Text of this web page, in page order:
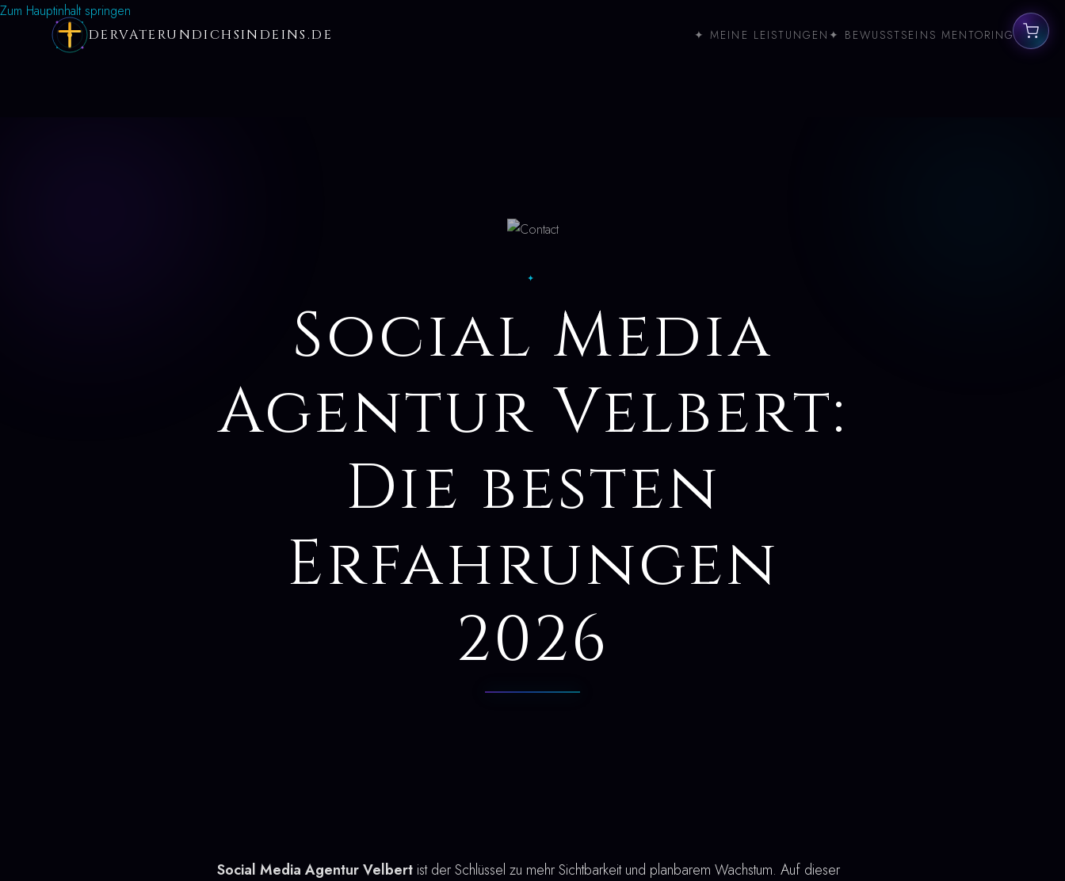
Zum Hauptinhalt springen
DERVATERUNDICHSINDEINS.DE ✦ MEINE LEISTUNGEN ✦ BEWUSSTSEINS MENTORING
✦
Social Media
Agentur Velbert:
Die besten
Erfahrungen
2026
Social Media Agentur Velbert ist der Schlüssel zu mehr Sichtbarkeit und planbarem Wachstum. Auf dieser